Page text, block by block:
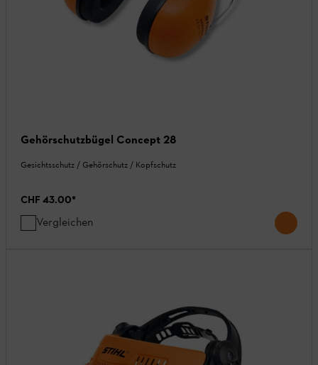
Gehörschutzbügel Concept 28
Gesichtsschutz / Gehörschutz / Kopfschutz
CHF 43.00*
Vergleichen